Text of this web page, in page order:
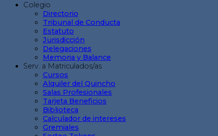
Colegio
Directorio
Tribunal de Conducta
Estatuto
Jurisdicción
Delegaciones
Memoria y Balance
Serv. a Matriculados/as
Cursos
Alquiler del Quincho
Salas Profesionales
Tarjeta Beneficios
Biblioteca
Calculador de intereses
Gremiales